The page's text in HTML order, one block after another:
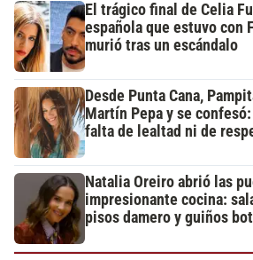
El trágico final de Celia
española que estuvo con
murió tras un escándalo
Desde Punta Cana,
Martín Pepa y se
falta de lealtad ni de
Natalia Oreiro abrió las
impresionante cocina:
pisos damero y guiños